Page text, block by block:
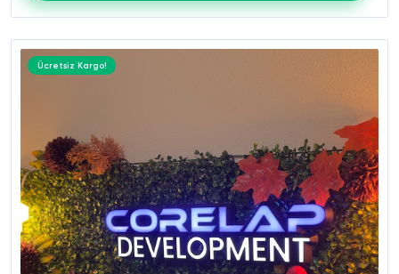
Ücretsiz Kargo!